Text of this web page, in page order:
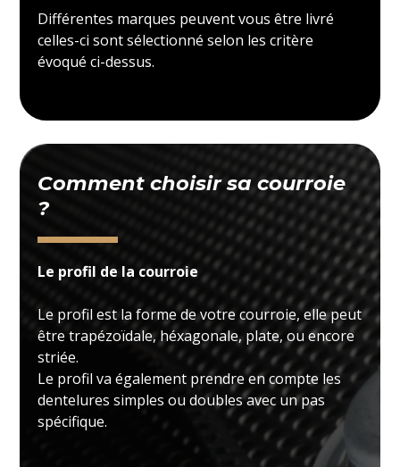
Différentes marques peuvent vous être livré
celles-ci sont sélectionné selon les critère
évoqué ci-dessus.
Comment choisir sa courroie
?
Le profil de la courroie
Le profil est la forme de votre courroie, elle peut
être trapézoïdale, héxagonale, plate, ou encore
striée.
Le profil va également prendre en compte les
dentelures simples ou doubles avec un pas
spécifique.